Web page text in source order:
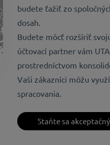
budete ťažiť zo
dosah.
Budete môcť rozšíriť
účtovací partner vám
prostredníctvom
Vaši zákazníci môžu
spracovania.
Staňte sa